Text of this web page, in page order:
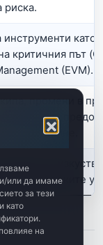
и/или да имаме
за тези
като
на
риска.
инструменти като
критичния път
(EVM).
промени в
прегаряне.
на
BIM и меките